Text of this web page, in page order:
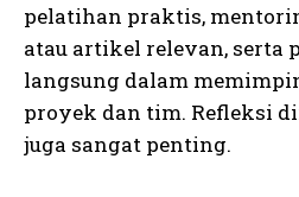
pelatihan praktis,
atau artikel relevan, serta
langsung dalam
proyek dan tim. Refleksi
juga sangat penting.